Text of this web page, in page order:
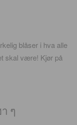
blåser i hva alle
skal være! Kjør på